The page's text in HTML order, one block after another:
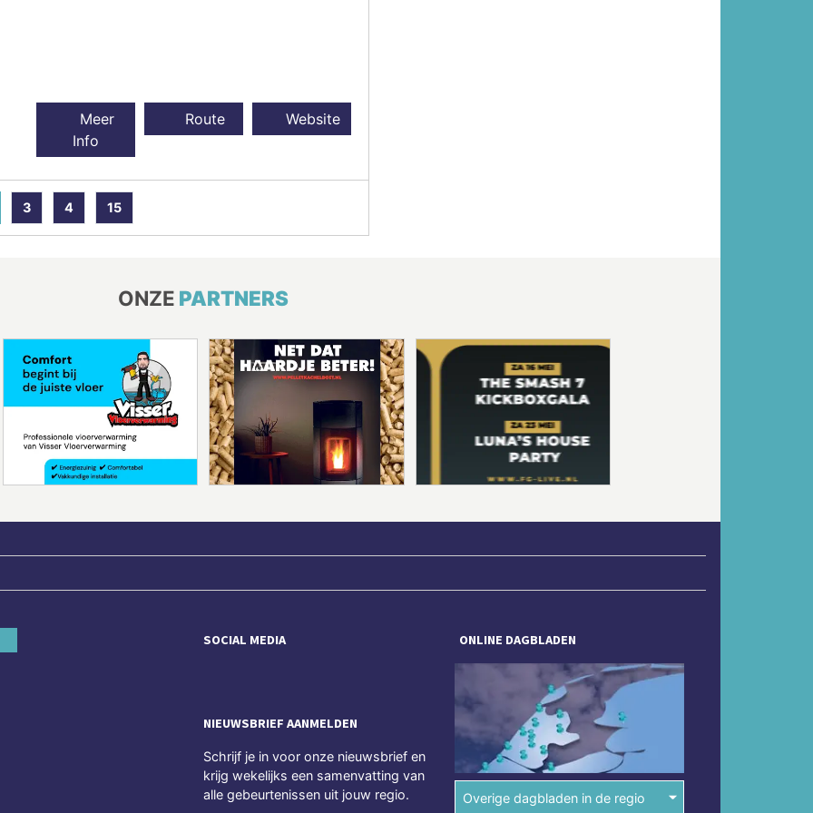
Meer
Info
Route Website
3 4 15
ONZE PARTNERS
SOCIAL MEDIA
NIEUWSBRIEF AANMELDEN
Schrijf je in voor onze nieuwsbrief en
krijg wekelijks een samenvatting van
alle gebeurtenissen uit jouw regio.
ONLINE DAGBLADEN
Overige dagbladen in de regio